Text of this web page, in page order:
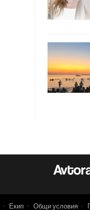
Екип Общи условия